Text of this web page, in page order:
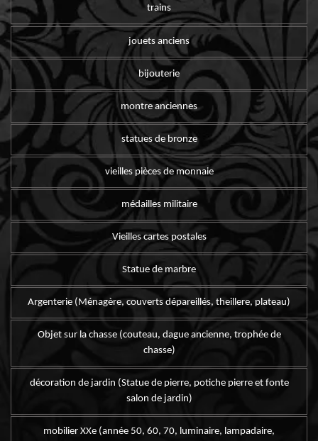
trains
jouets anciens
bijouterie
montre anciennes
statues de bronze
vieilles pièces de monnaie
médailles militaire
Vieilles cartes postales
Statue de marbre
Argenterie (Ménagère, couverts dépareillés, theillere, plateau)
Objet sur la chasse (couteau, dague ancienne, trophée de
chasse)
décoration de jardin (Statue de pierre, potiche pierre et fonte
salon de jardin)
mobilier XXe (année 50, 60, 70, luminaire, lampadaire,